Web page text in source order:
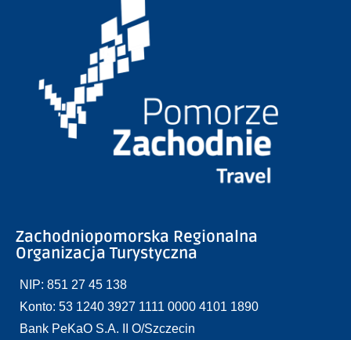
Zachodniopomorska Regionalna
Organizacja Turystyczna
NIP: 851 27 45 138
Konto: 53 1240 3927 1111 0000 4101 1890
Bank PeKaO S.A. II O/Szczecin